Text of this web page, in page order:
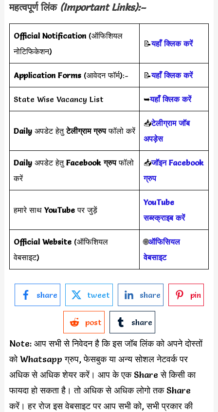
महत्वपूर्ण लिंक (Important Links):–
Official Notification (ऑफिशियल
नोटिफिकेशन)
📝यहाँ क्लिक करें
Application Forms(आवेदन फॉर्म):- 📝यहाँ क्लिक करें
State Wise Vacancy List ➥यहाँ क्लिक करें
Daily अपडेट हेतुटेलीग्राम ग्रुपफॉलो करें
📥टेलीग्राम जॉब
अपड़ेस
Daily अपडेट हेतुFacebook ग्रुपफॉलो
करें
📥जॉइन Facebook
ग्रुप
हमारे साथYouTubeपर जुड़ें
YouTube
सब्स्क्राइब करें
Official Website (ऑफिशियल
वेबसाइट)
🌐ऑफिसियल
वेबसाइट
share tweet share pin
post share
Note: आप सभी से निवेदन है कि इस जॉब लिंक को अपने दोस्तों
को Whatsapp ग्रुप, फेसबुक या अन्य सोशल नेटवर्क पर
अधिक से अधिक शेयर करें। आप के एक Share से किसी का
फायदा हो सकता है। तो अधिक से अधिक लोगो तक Share
करें। हर रोज इस वेबसाइट पर आप सभी को, सभी प्रकार की